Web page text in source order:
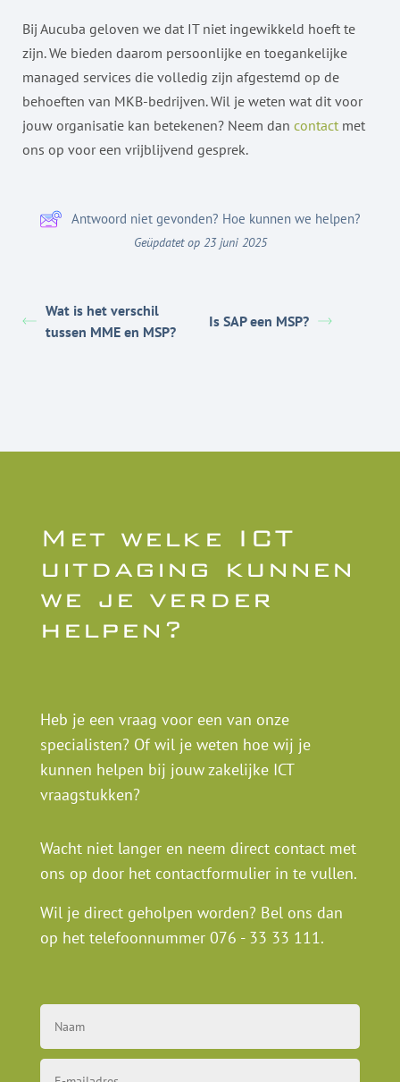
Bij Aucuba geloven we dat IT niet ingewikkeld hoeft te
zijn. We bieden daarom persoonlijke en toegankelijke
managed services die volledig zijn afgestemd op de
behoeften van MKB-bedrijven. Wil je weten wat dit voor
jouw organisatie kan betekenen? Neem dan contact met
ons op voor een vrijblijvend gesprek.
Antwoord niet gevonden? Hoe kunnen we helpen?
Geüpdatet op 23 juni 2025
Wat is het verschil
tussen MME en MSP?
Is SAP een MSP?
Met welke ICT
uitdaging kunnen
we je verder
helpen?
Heb je een vraag voor een van onze
specialisten? Of wil je weten hoe wij je
kunnen helpen bij jouw zakelijke ICT
vraagstukken?
Wacht niet langer en neem direct contact met
ons op door het contactformulier in te vullen.
Wil je direct geholpen worden? Bel ons dan
op het telefoonnummer 076 - 33 33 111.